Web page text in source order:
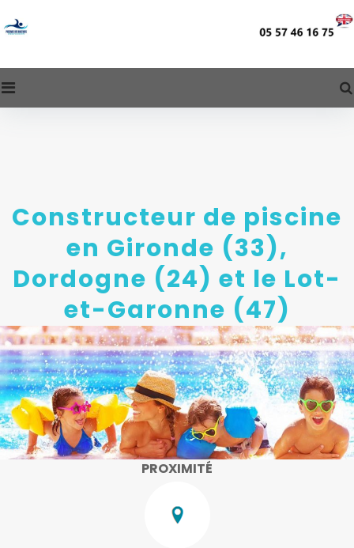
to
ACCUEIL
Constructeur de piscine
en Gironde (33),
Dordogne (24) et le Lot-
et-Garonne (47)
PROXIMITÉ